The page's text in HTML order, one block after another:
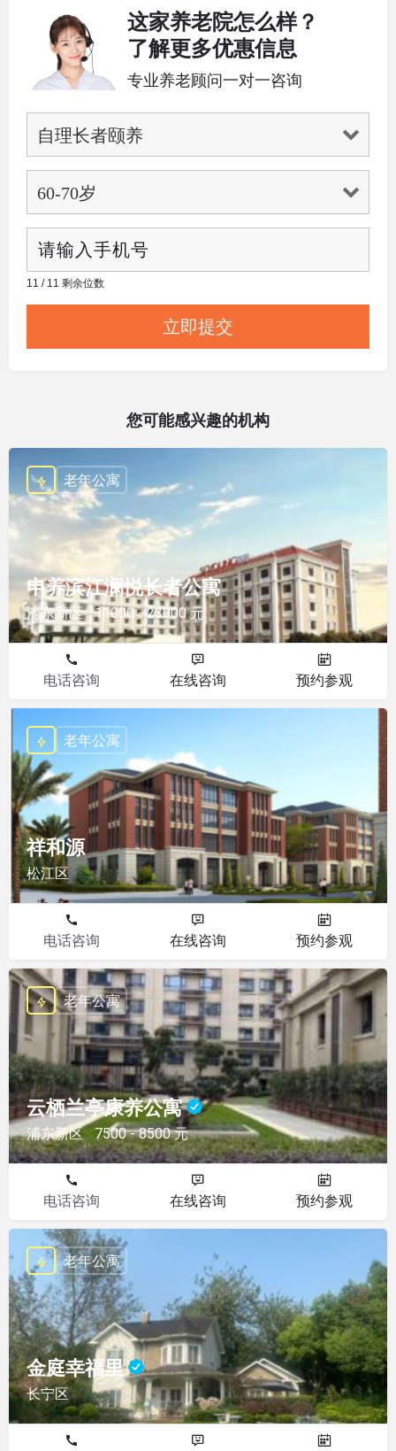
这家养老院怎么样？
了解更多优惠信息
专业养老顾问一对一咨询
11 / 11 剩余位数
您可能感兴趣的机构
申养滨江澜悦长者公寓
浦东新区 11000 - 23000 元
老年公寓
电话咨询 在线咨询 预约参观
祥和源
松江区
老年公寓
电话咨询 在线咨询 预约参观
云栖兰亭康养公寓
浦东新区 7500 - 8500 元
老年公寓
电话咨询 在线咨询 预约参观
金庭幸福里
长宁区
老年公寓